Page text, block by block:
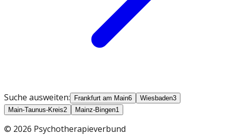
Suche ausweiten: Frankfurt am Main6 Wiesbaden3
Main-Taunus-Kreis2 Mainz-Bingen1
© 2026 Psychotherapieverbund